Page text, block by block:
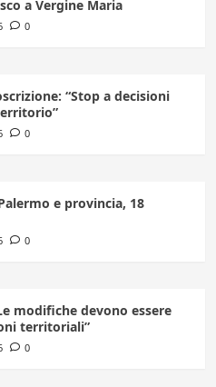
a Vergine Maria
0
“Stop a decisioni
0
e provincia, 18
0
modifiche devono essere
territoriali”
0